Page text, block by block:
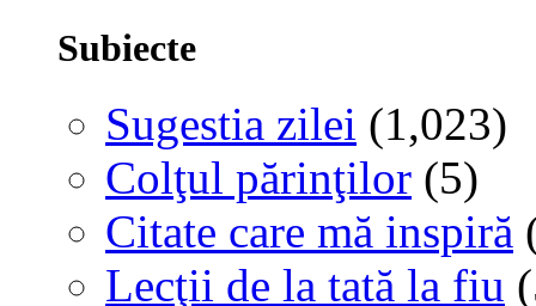
Subiecte
Sugestia zilei (1,023)
Colţul părinţilor (5)
Citate care mă inspiră
Lecţii de la tată la fiu